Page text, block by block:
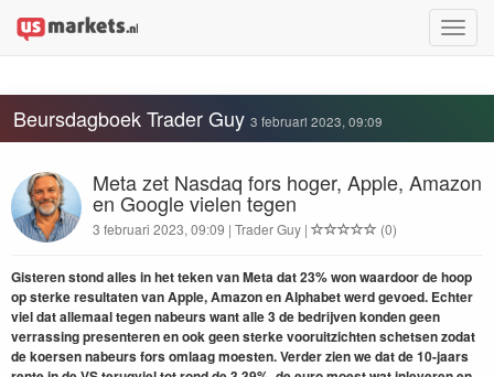
Toggle
Beursdagboek Trader Guy 3 februari 2023, 09:09
Meta zet Nasdaq fors hoger, Apple, Amazon
en Google vielen tegen
3 februari 2023, 09:09 | Trader Guy | (0)
Gisteren stond alles in het teken van Meta dat 23% won waardoor de hoop
op sterke resultaten van Apple, Amazon en Alphabet werd gevoed. Echter
viel dat allemaal tegen nabeurs want alle 3 de bedrijven konden geen
verrassing presenteren en ook geen sterke vooruitzichten schetsen zodat
de koersen nabeurs fors omlaag moesten. Verder zien we dat de 10-jaars